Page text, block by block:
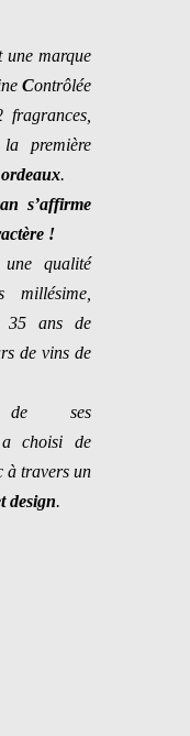
une marque
Contrôlée
fragrances,
première
.
s’affirme
!
qualité
millésime,
ans de
de vins de
de ses
a choisi de
à travers un
design.